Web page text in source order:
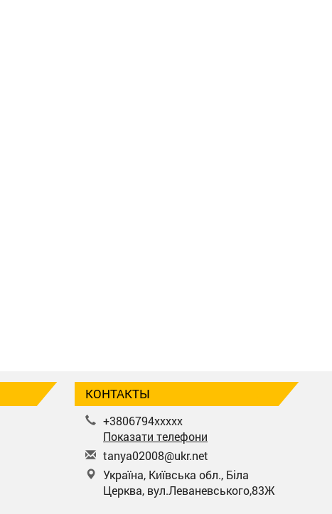
КОНТАКТЫ
+3806794xxxxx
Показати телефони
tanya02008@ukr.net
Україна, Київська обл., Біла
Церква, вул.Леваневського,83Ж